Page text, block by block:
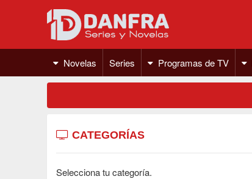
Novelas Series Programas de TV
CATEGORÍAS
Selecciona tu categoría.